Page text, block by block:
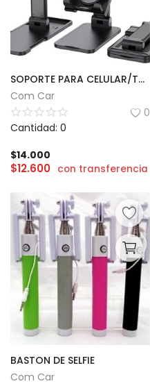
SOPORTE PARA CELULAR/TABLET SMARTLIKE | MT-SPA11
Com Car
0
Cantidad: 0
$14.000
$12.600 con transferencia
BASTON DE SELFIE
Com Car